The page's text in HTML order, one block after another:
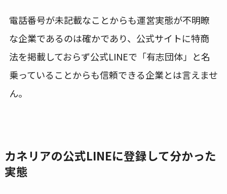
電話番号が未記載なことからも運営実態が不明瞭
な企業であるのは確かであり、公式サイトに特商
法を掲載しておらず公式LINEで「有志団体」と名
乗っていることからも信頼できる企業とは言えませ
ん。
カネリアの公式LINEに登録して分かった
実態